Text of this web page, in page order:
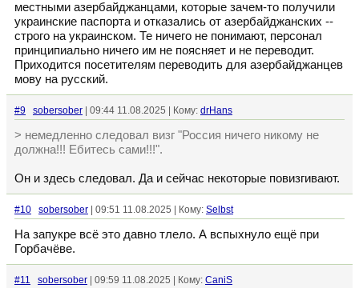
местными азербайджанцами, которые зачем-то получили
украинские паспорта и отказались от азербайджанских --
строго на украинском. Те ничего не понимают, персонал
принципиально ничего им не поясняет и не переводит.
Приходится посетителям переводить для азербайджанцев
мову на русский.
#9 sobersober | 09:44 11.08.2025 | Кому: drHans
> немедленно следовал визг "Россия ничего никому не
должна!!! Ебитесь сами!!!".
Он и здесь следовал. Да и сейчас некоторые повизгивают.
#10 sobersober | 09:51 11.08.2025 | Кому: Selbst
На запукре всё это давно тлело. А вспыхнуло ещё при
Горбачёве.
#11 sobersober | 09:59 11.08.2025 | Кому: CaniS